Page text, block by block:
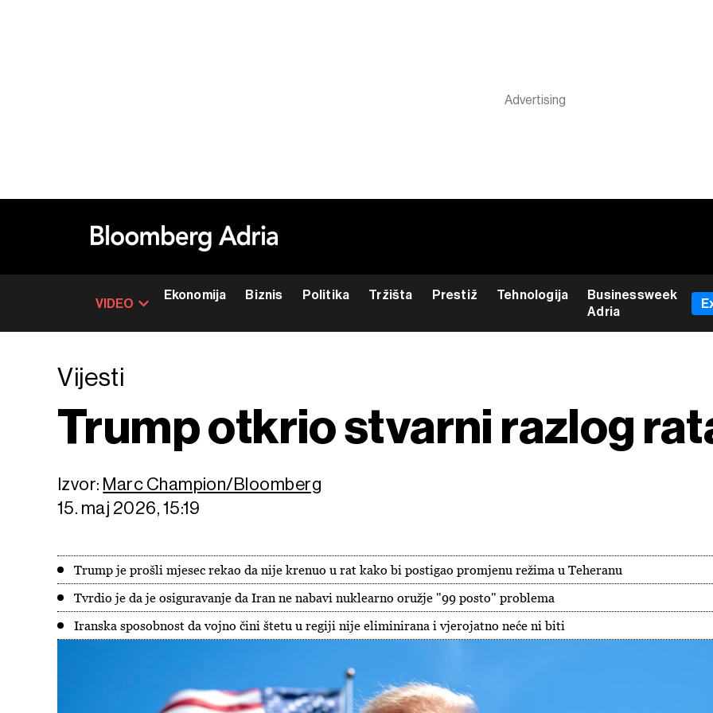
VIDEO
Ekonomija Biznis Politika Tržišta Prestiž Tehnologija
Businessweek
Adria
Vijesti
Trump otkrio stvarni razlog
Izvor: Marc Champion/Bloomberg
15. maj 2026, 15:19
Trump je prošli mjesec rekao da nije krenuo u rat kako bi postigao promjenu režima u Teheranu
Tvrdio je da je osiguravanje da Iran ne nabavi nuklearno oružje "99 posto" problema
Iranska sposobnost da vojno čini štetu u regiji nije eliminirana i vjerojatno neće ni biti